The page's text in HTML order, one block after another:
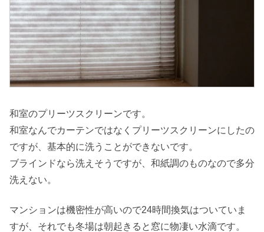
和室のプリーツスクリーンです。
和室なんでカーテンではなくプリーツスクリーンにしたの
ですが、基本的に洗うことができないです。
ブラインドなら洗えそうですが、和紙調のものなので多分
洗えない。
マンションは機密性が高いので24時間換気はついていま
すが、それでも冬場は朝起きると窓に物凄い水滴です。